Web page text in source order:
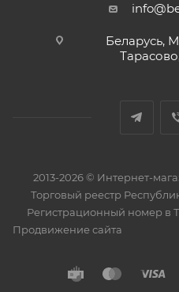
Беларусь,
2013-2026 © Интернет-
Торговый реестр
Регистрационный номер в
Продвижение сайта